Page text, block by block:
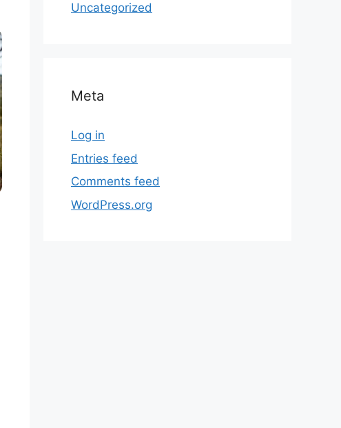
Uncategorized
Meta
Log in
Entries feed
Comments feed
WordPress.org